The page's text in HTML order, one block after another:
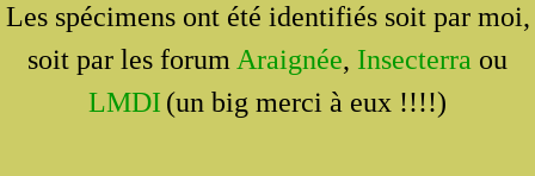
Les spécimens ont été identifiés soit par moi,
soit par les forum Araignée, Insecterra ou
LMDI (un big merci à eux !!!!)